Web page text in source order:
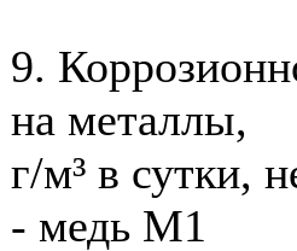
9.
на металлы,
г/м³ в сутки,
- медь М1